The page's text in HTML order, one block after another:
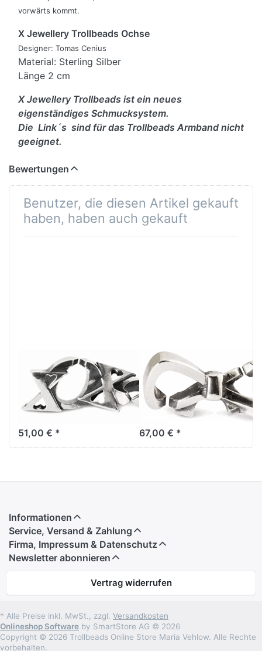
vorwärts kommt.
X Jewellery Trollbeads Ochse
Designer: Tomas Cenius
Material: Sterling Silber
Länge 2 cm
X Jewellery Trollbeads ist ein neues
eigenständiges Schmucksystem.
Die Link´s sind für das Trollbeads Armband nicht
geeignet.
Bewertungen
Benutzer, die diesen Artikel gekauft
haben, haben auch gekauft
X Jewellery
Trollbeads
XOXO
2015103005
51,00 € *
X
Große Schleife
2015105004
67,00 € *
Informationen
Service, Versand & Zahlung
Firma, Impressum & Datenschutz
Newsletter abonnieren
Vertrag widerrufen
* Alle Preise inkl. MwSt., zzgl. Versandkosten
Onlineshop Software by SmartStore AG © 2026
Copyright © 2026 Trollbeads Online Store Maria Vehlow. Alle Rechte
vorbehalten.